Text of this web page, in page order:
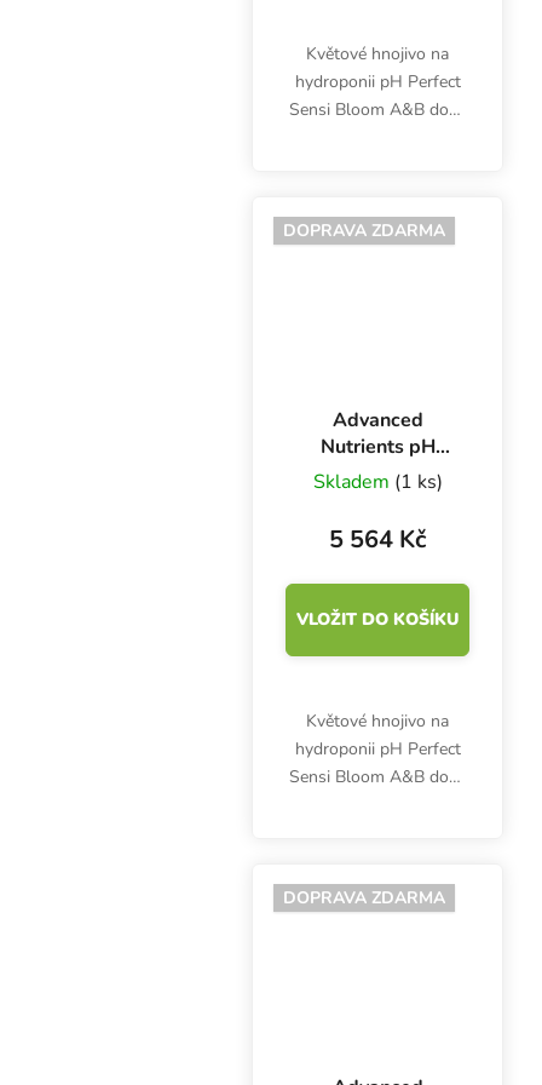
Květové hnojivo na
hydroponii pH Perfect
Sensi Bloom A&B dodá
stabilní pH roztoku.
Zlepšuje příjem živin a...
DOPRAVA ZDARMA
Advanced
Nutrients pH
Perfect Sensi
Bloom A+B 10 l,
základní hnojivo
na květ
Skladem (1 ks)
5 564 Kč
VLOŽIT DO KOŠÍKU
Květové hnojivo na
hydroponii pH Perfect
Sensi Bloom A&B dodá
stabilní pH roztoku.
Zlepšuje příjem živin a...
DOPRAVA ZDARMA